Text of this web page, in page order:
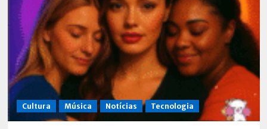
Cultura Música Notícias Tecnologia